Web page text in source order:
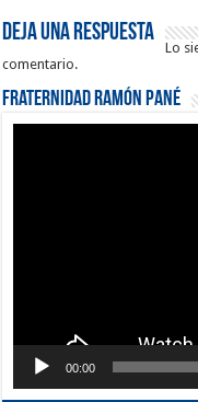
Deja una respuesta
Lo
comentario.
Fraternidad Ramón Pané
00:00